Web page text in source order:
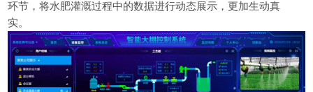
环节，将水肥灌溉过程中的数据进行动态展示，更加生动真
实。